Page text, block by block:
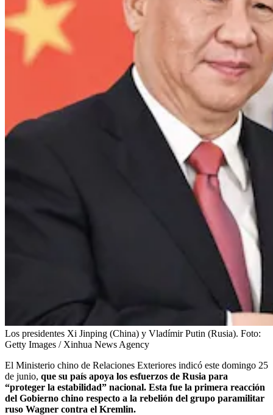
Los presidentes Xi Jinping (China) y Vladímir Putin (Rusia). Foto:
Getty Images / Xinhua News Agency
El Ministerio chino de Relaciones Exteriores indicó este domingo 25
de junio, que su país apoya los esfuerzos de Rusia para
“proteger la estabilidad” nacional. Esta fue la primera reacción
del Gobierno chino respecto a la rebelión del grupo paramilitar
ruso Wagner contra el Kremlin.